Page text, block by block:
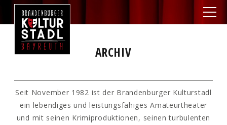
ARCHIV
Seit November 1982 ist der Brandenburger Kulturstadl
ein lebendiges und leistungsfähiges Amateurtheater
und mit seinen Krimiproduktionen, seinen turbulenten